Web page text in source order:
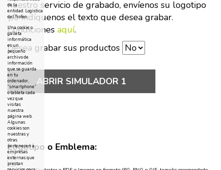
nuestro servicio de grabado, envíenos su logotipo
y/o indíquenos el texto que desea grabar.
Condiciones aquí.
Desea grabar sus productos
ABRIR SIMULADOR 1
Logotipo o Emblema:
de la
entidad: Logistica
del Trofeo
Una cookie o
galleta
informática
es un
pequeño
archivo de
información
que se guarda
en tu
ordenador,
“smartphone”
o tableta cada
vez que
visitas
nuestra
página web.
Algunas
cookies son
nuestras y
otras
pertenecen a
empresas
externas que
prestan